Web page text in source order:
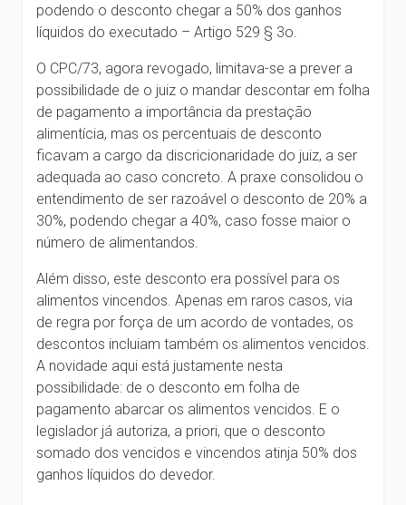
podendo o desconto chegar a 50% dos ganhos
líquidos do executado – Artigo 529 § 3o.
O CPC/73, agora revogado, limitava-se a prever a
possibilidade de o juiz o mandar descontar em folha
de pagamento a importância da prestação
alimentícia, mas os percentuais de desconto
ficavam a cargo da discricionaridade do juiz, a ser
adequada ao caso concreto. A praxe consolidou o
entendimento de ser razoável o desconto de 20% a
30%, podendo chegar a 40%, caso fosse maior o
número de alimentandos.
Além disso, este desconto era possível para os
alimentos vincendos. Apenas em raros casos, via
de regra por força de um acordo de vontades, os
descontos incluiam também os alimentos vencidos.
A novidade aqui está justamente nesta
possibilidade: de o desconto em folha de
pagamento abarcar os alimentos vencidos. E o
legislador já autoriza, a priori, que o desconto
somado dos vencidos e vincendos atinja 50% dos
ganhos líquidos do devedor.